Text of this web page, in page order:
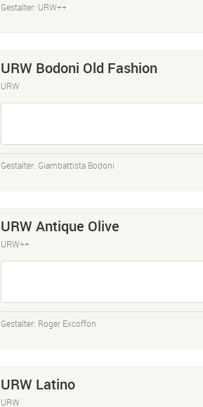
Gestalter: URW++
URW Bodoni Old Fashion
URW
Gestalter: Giambattista Bodoni
URW Antique Olive
URW++
Gestalter: Roger Excoffon
URW Latino
URW